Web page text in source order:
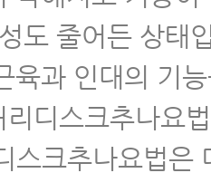
도 줄어든 상태
육과 인대의 기
디스크추나요
스크추나요법은